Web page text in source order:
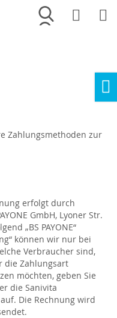
Merkliste
Zahlungsmethoden zur
erfolgt durch
GmbH, Lyoner Str.
„BS PAYONE“
können wir nur bei
Verbraucher sind,
die Zahlungsart
möchten, geben Sie
die Sanivita
Die Rechnung wird